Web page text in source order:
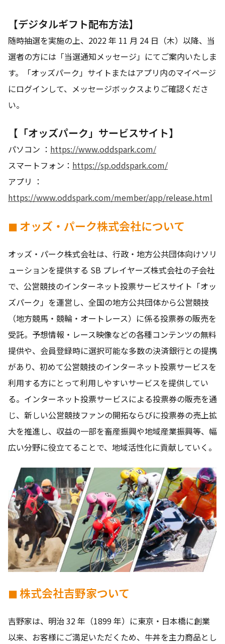
【デジタルギフト配布方法】
随時抽選を実施の上、2022 年 11 月 24 日（木）以降、当
選者の方には「当選通知メッセージ」にてご案内いたしま
す。「オッズパーク」サイトまたはアプリ内のマイページ
にログインして、メッセージボックスよりご確認くださ
い。
【「オッズパーク」サービスサイト】
パソコン ： https://www.oddspark.com/
スマートフォン： https://sp.oddspark.com/
アプリ ：
https://www.oddspark.com/member/app/release.html
◼ オッズ・パーク株式会社について
オッズ・パーク株式会社は、行政・地方公共団体向けソリ
ューションを提供する SB プレイヤーズ株式会社の子会社
で、公営競技のインターネット投票サービスサイト「オッ
ズパーク」を運営し、全国の地方公共団体から公営競技
（地方競馬・競輪・オートレース）に係る投票券の販売を
受託。予想情報・レース映像などの各種コンテンツの無料
提供や、会員登録時に選択可能な多数の決済銀行との提携
があり、初めて公営競技のインターネット投票サービスを
利用する方にとって利用しやすいサービスを提供してい
る。インターネット投票サービスによる投票券の販売を通
じ、新しい公営競技ファンの開拓ならびに投票券の売上拡
大を推進し、収益の一部を畜産振興や地域産業振興等、幅
広い分野に役立てることで、地域活性化に貢献していく。
◼ 株式会社吉野家ついて
吉野家は、明治 32 年（1899 年）に東京・日本橋に創業
以来、お客様にご満足いただくため、牛丼を主力商品とし